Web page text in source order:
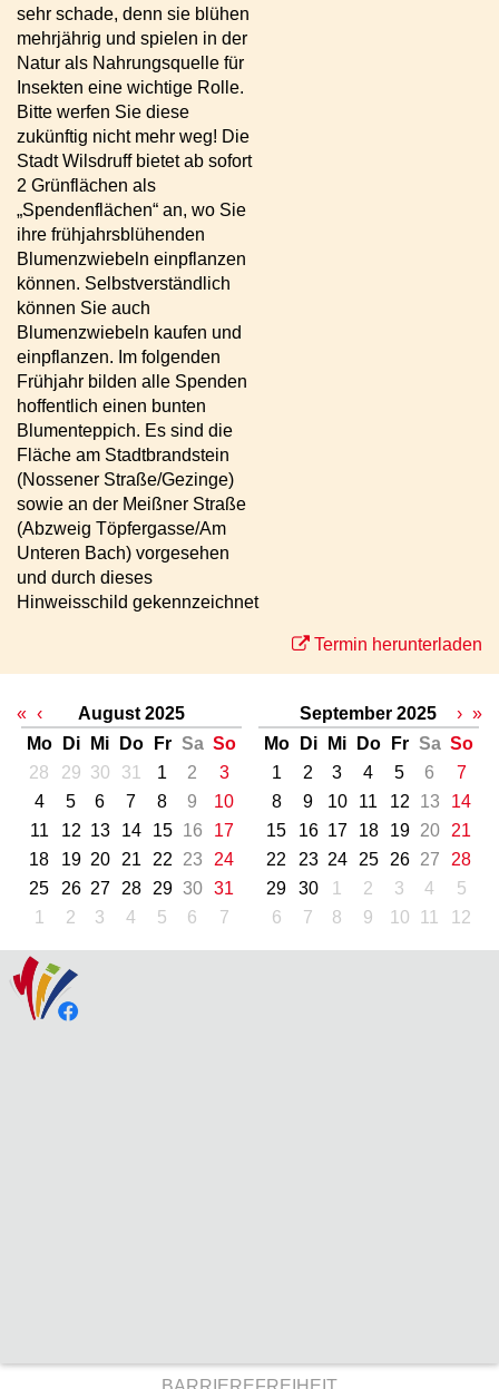
sehr schade, denn sie blühen
mehrjährig und spielen in der
Natur als Nahrungsquelle für
Insekten eine wichtige Rolle.
Bitte werfen Sie diese
zukünftig nicht mehr weg! Die
Stadt Wilsdruff bietet ab sofort
2 Grünflächen als
„Spendenflächen“ an, wo Sie
ihre frühjahrsblühenden
Blumenzwiebeln einpflanzen
können. Selbstverständlich
können Sie auch
Blumenzwiebeln kaufen und
einpflanzen. Im folgenden
Frühjahr bilden alle Spenden
hoffentlich einen bunten
Blumenteppich. Es sind die
Fläche am Stadtbrandstein
(Nossener Straße/Gezinge)
sowie an der Meißner Straße
(Abzweig Töpfergasse/Am
Unteren Bach) vorgesehen
und durch dieses
Hinweisschild gekennzeichnet
Termin herunterladen
« ‹
August 2025
Mo
Di Mi Do Fr Sa So
28
29 30 31 1 2
3
4
5 6 7 8 9
10
11
12 13 14 15 16
17
18
19 20 21 22 23
24
25
26 27 28 29 30
31
1
2 3 4 5 6 7
September 2025
Mo
Di Mi Do Fr Sa So
1
2 3 4 5 6
7
8
9 10 11 12 13
14
15
16 17 18 19 20
21
22
23 24 25 26 27
28
29
30 1 2 3 4
5
6
7 8 9 10 11 12
› »